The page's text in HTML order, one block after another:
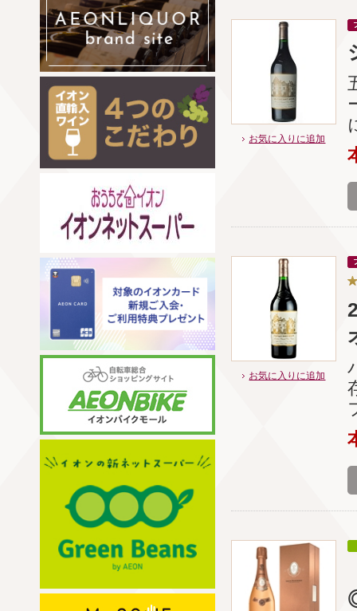
お気に入りに追加
お気に入りに追加